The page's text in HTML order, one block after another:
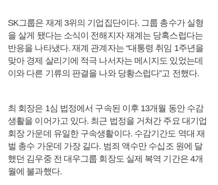
SK그룹은 재계 3위의 기업집단이다. 그룹 총수가 실형
을 살게 됐다는 소식이 전해지자 재계는 당혹스럽다는
반응을 나타냈다. 재계 관계자는 “대통령 취임 1주년을
맞아 경제 살리기에 적극 나서자는 메시지도 있었는데
이와 다른 기류의 판결을 나와 당황스럽다”고 전했다.
최 회장은 1심 법정에서 구속된 이후 13개월 동안 수감
생활을 이어가고 있다. 최근 법정을 거쳐간 주요 대기업
회장 가운데 유일한 구속생활이다. 수감기간도 역대 재
벌 총수 가운데 가장 길다. 범죄 액수만 수십조 원에 달
했던 김우중 전 대우그룹 회장도 실제 복역 기간은 4개
월에 불과했다.